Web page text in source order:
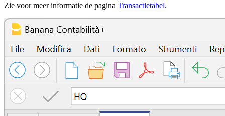
Zie voor meer informatie de pagina Transactietabel.